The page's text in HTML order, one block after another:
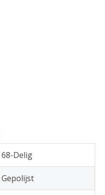
68-Delig
Gepolijst